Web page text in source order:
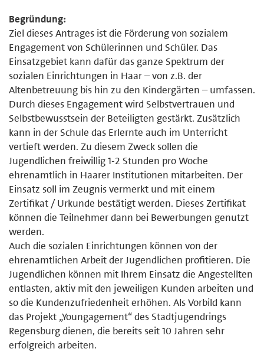
Begründung:
Ziel dieses Antrages ist die Förderung von sozialem
Engagement von Schülerinnen und Schüler. Das
Einsatzgebiet kann dafür das ganze Spektrum der
sozialen Einrichtungen in Haar – von z.B. der
Altenbetreuung bis hin zu den Kindergärten – umfassen.
Durch dieses Engagement wird Selbstvertrauen und
Selbstbewusstsein der Beteiligten gestärkt. Zusätzlich
kann in der Schule das Erlernte auch im Unterricht
vertieft werden. Zu diesem Zweck sollen die
Jugendlichen freiwillig 1-2 Stunden pro Woche
ehrenamtlich in Haarer Institutionen mitarbeiten. Der
Einsatz soll im Zeugnis vermerkt und mit einem
Zertifikat / Urkunde bestätigt werden. Dieses Zertifikat
können die Teilnehmer dann bei Bewerbungen genutzt
werden.
Auch die sozialen Einrichtungen können von der
ehrenamtlichen Arbeit der Jugendlichen profitieren. Die
Jugendlichen können mit Ihrem Einsatz die Angestellten
entlasten, aktiv mit den jeweiligen Kunden arbeiten und
so die Kundenzufriedenheit erhöhen. Als Vorbild kann
das Projekt „Youngagement“ des Stadtjugendrings
Regensburg dienen, die bereits seit 10 Jahren sehr
erfolgreich arbeiten.